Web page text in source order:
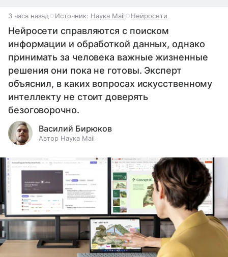
3 часа назад Источник: Наука Mail Нейросети
Нейросети справляются с поиском
информации и обработкой данных, однако
принимать за человека важные жизненные
решения они пока не готовы. Эксперт
объяснил, в каких вопросах искусственному
интеллекту не стоит доверять
безоговорочно.
Василий Бирюков
Автор Наука Mail